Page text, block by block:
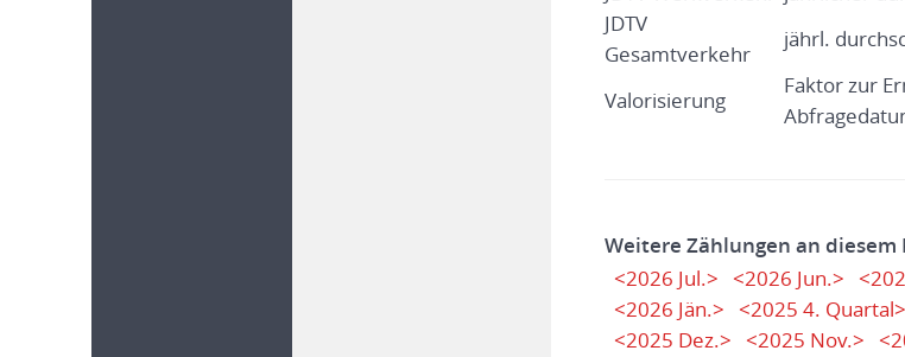
JDTV
Gesamtverkehr
jährl.
Valorisierung
Faktor zur
Weitere Zählungen an diesem
<2026 Jul.>
<2026 Jun.>
<2026 Jän.>
<2025 4. Quartal>
<2025 Dez.>
<2025 Nov.>